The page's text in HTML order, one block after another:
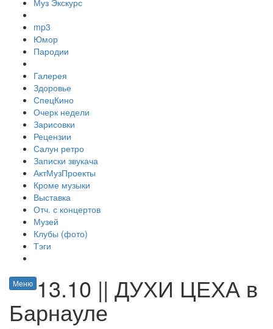
Муз Экскурс
mp3
Юмор
Пародии
Галерея
Здоровье
СпецКино
Очерк недели
Зарисовки
Рецензии
Салун ретро
Записки звукача
АктМузПроекты
Кроме музыки
Выставка
Отч. с концертов
Музей
Клубы (фото)
Тэги
Меню 13.10 || ДУХИ ЦЕХА в
Барнауле